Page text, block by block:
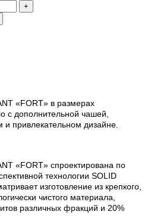
+
«FORT» в размерах
с дополнительной чашей,
привлекательном дизайне.
«FORT» спроектирована по
технологии SOLID
изготовление из крепкого,
чистого материала,
различных фракций и 20%